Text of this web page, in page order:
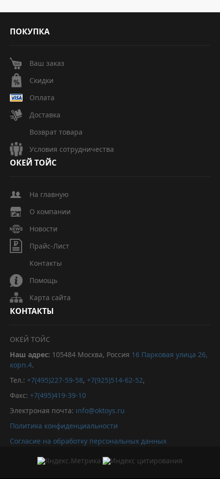
ПОКУПКА
Ваш заказ
Скидки
Оплата
Доставка
Возврат товара
Условия сотрудничества
ОКЕЙ ТОЙС
На главную
О компании
Новости
Прайс-Лист
Контакты
Помощь
Карта сайта
КОНТАКТЫ
ОКЕЙ ТОЙС
Наш адрес: 105484 Москва, Россия 16 Парковая улица 26,
корп.4.
Тел.: +7(495)227-59-58, +7(925)514-62-52,
Факс: +7(495)419-39-10
Электроная почта: info@oktoys.ru
Политика конфиденциальности
Согласие на обработку персональных данных